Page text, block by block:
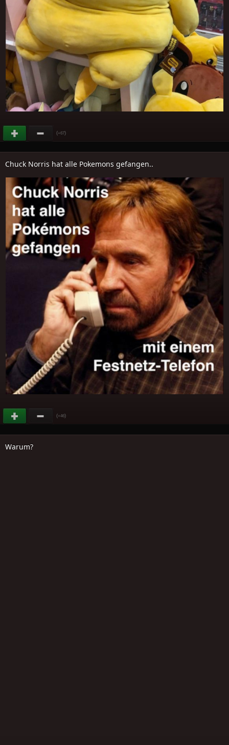
(+67)
Chuck Norris hat alle Pokemons gefangen..
(+46)
Warum?